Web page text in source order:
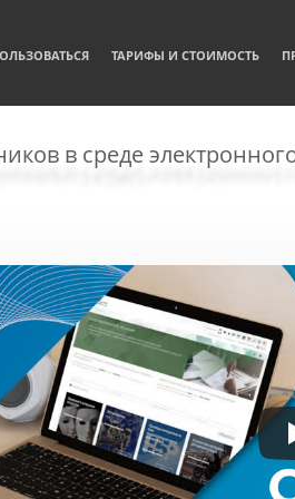
ТАРИФЫ И СТОИМОСТЬ
в среде